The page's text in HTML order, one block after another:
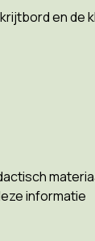
en de
informatie